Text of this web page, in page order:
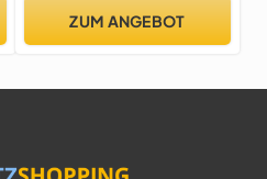
Abenteuern
ZUM ANGEBOT